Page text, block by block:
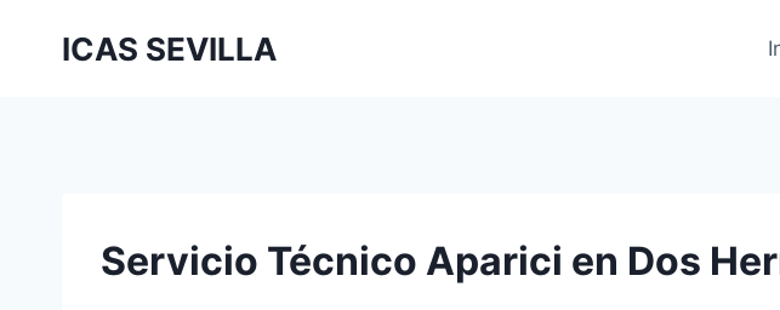
ICAS SEVILLA
Servicio Técnico Aparici en Dos